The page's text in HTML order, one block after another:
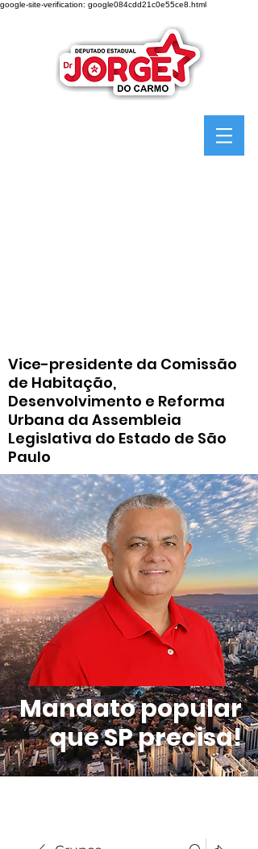
google-site-verification: google084cdd21c0e55ce8.html
Vice-presidente da Comissão
de Habitação,
Desenvolvimento e Reforma
Urbana da Assembleia
Legislativa do Estado de São
Paulo
Mandato popular
que SP precisa!